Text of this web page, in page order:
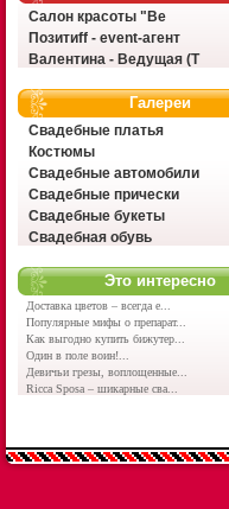
Салон красоты "Ве
Позитиff - event-агент
Валентина - Ведущая (Т
Галереи
Свадебные платья
Костюмы
Свадебные автомобили
Свадебные прически
Свадебные букеты
Свадебная обувь
Это интересно
Доставка цветов – всегда е...
Популярные мифы о препарат...
Как выгодно купить бижутер...
Один в поле воин!...
Девичьи грезы, воплощенные...
Ricca Sposa – шикарные сва...